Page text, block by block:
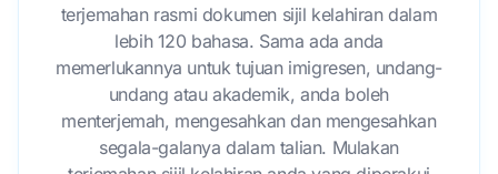
terjemahan rasmi dokumen sijil kelahiran dalam
lebih 120 bahasa. Sama ada anda
memerlukannya untuk tujuan imigresen, undang-
undang atau akademik, anda boleh
menterjemah, mengesahkan dan mengesahkan
segala-galanya dalam talian. Mulakan